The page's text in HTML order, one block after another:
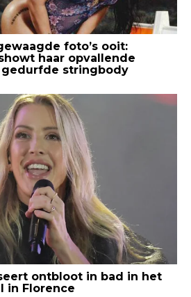
foto’s ooit:
haar opvallende
stringbody
ontbloot in bad in het
in Florence